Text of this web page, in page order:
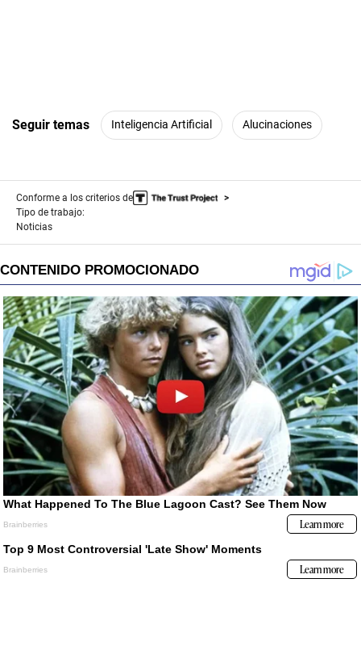
Seguir temas Inteligencia Artificial Alucinaciones
Conforme a los criterios de
Tipo de trabajo:
Noticias